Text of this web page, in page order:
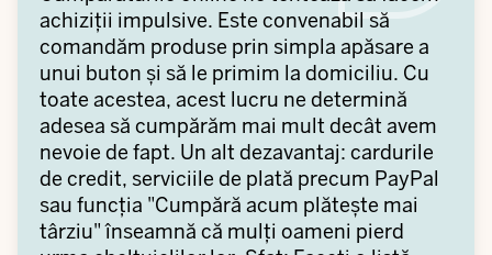
achiziții impulsive. Este convenabil să
comandăm produse prin simpla apăsare a
unui buton și să le primim la domiciliu. Cu
toate acestea, acest lucru ne determină
adesea să cumpărăm mai mult decât avem
nevoie de fapt. Un alt dezavantaj: cardurile
de credit, serviciile de plată precum PayPal
sau funcția "Cumpără acum plătește mai
târziu" înseamnă că mulți oameni pierd